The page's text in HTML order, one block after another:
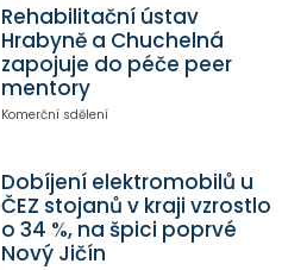
Rehabilitační ústav
Hrabyně a Chuchelná
zapojuje do péče peer
mentory
Komerční sdělení
Dobíjení elektromobilů u
ČEZ stojanů v kraji vzrostlo
o 34 %, na špici poprvé
Nový Jičín